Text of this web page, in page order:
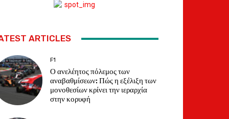
ARTICLES
F1
Ο ανελέητος πόλεμος των
αναβαθμίσεων: Πώς η εξέλιξη των
μονοθεσίων κρίνει την ιεραρχία
στην κορυφή